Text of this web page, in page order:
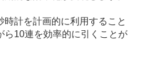
時計を計画的に利用すること
ら10連を効率的に引くことが